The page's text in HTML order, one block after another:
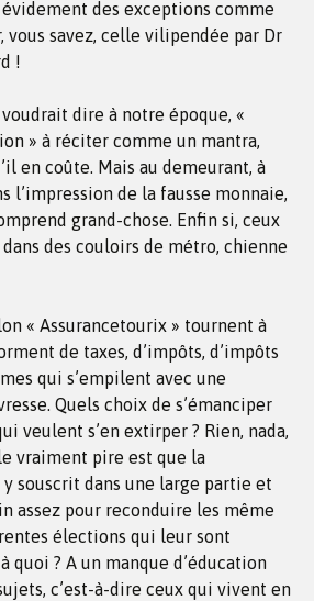
évidement des exceptions comme
vous savez, celle vilipendée par Dr
!
dire à notre époque, «
» à réciter comme un mantra,
en coûte. Mais au demeurant, à
l’impression de la fausse monnaie,
grand-chose. Enfin si, ceux
des couloirs de métro, chienne
« Assurancetourix » tournent à
de taxes, d’impôts, d’impôts
qui s’empilent avec une
Quels choix de s’émanciper
veulent s’en extirper ? Rien, nada,
vraiment pire est que la
souscrit dans une large partie et
assez pour reconduire les même
élections qui leur sont
quoi ? A un manque d’éducation
c’est-à-dire ceux qui vivent en